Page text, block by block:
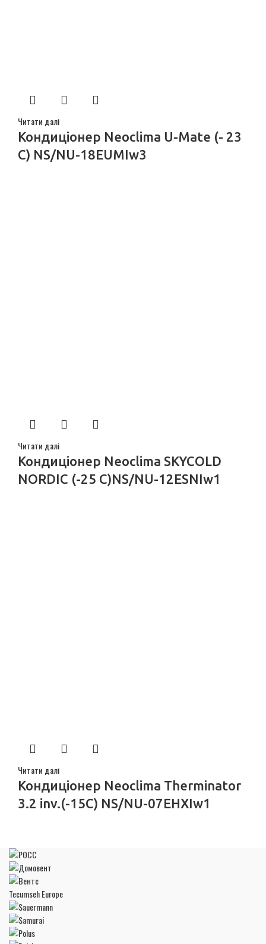
Читати далі
Кондиціонер Neoclima U-Mate (- 23
C) NS/NU-18EUMIw3
Читати далі
Кондиціонер Neoclima SKYCOLD
NORDIC (-25 C)NS/NU-12ESNIw1
Читати далі
Кондиціонер Neoclima Therminator
3.2 inv.(-15C) NS/NU-07EHXIw1
Tecumseh Europe